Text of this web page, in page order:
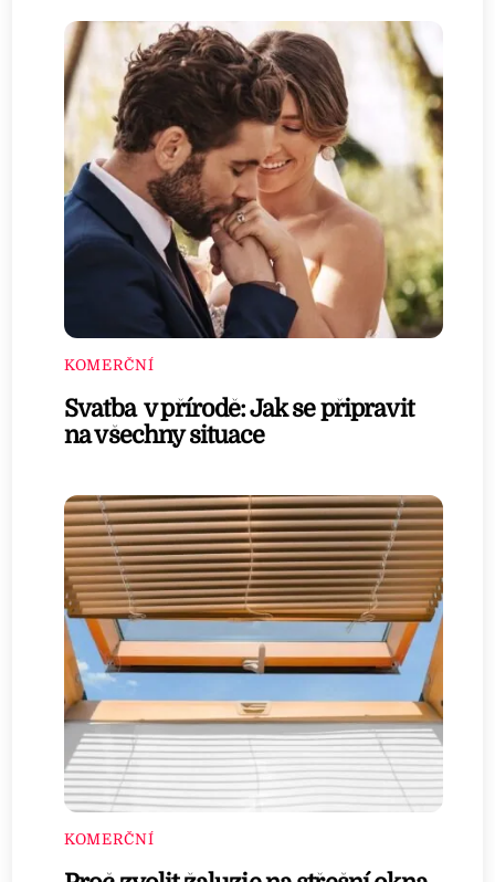
KOMERČNÍ
Svatba v přírodě: Jak se připravit
na všechny situace
KOMERČNÍ